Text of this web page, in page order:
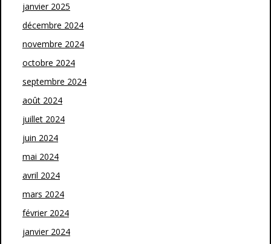
janvier 2025
décembre 2024
novembre 2024
octobre 2024
septembre 2024
août 2024
juillet 2024
juin 2024
mai 2024
avril 2024
mars 2024
février 2024
janvier 2024